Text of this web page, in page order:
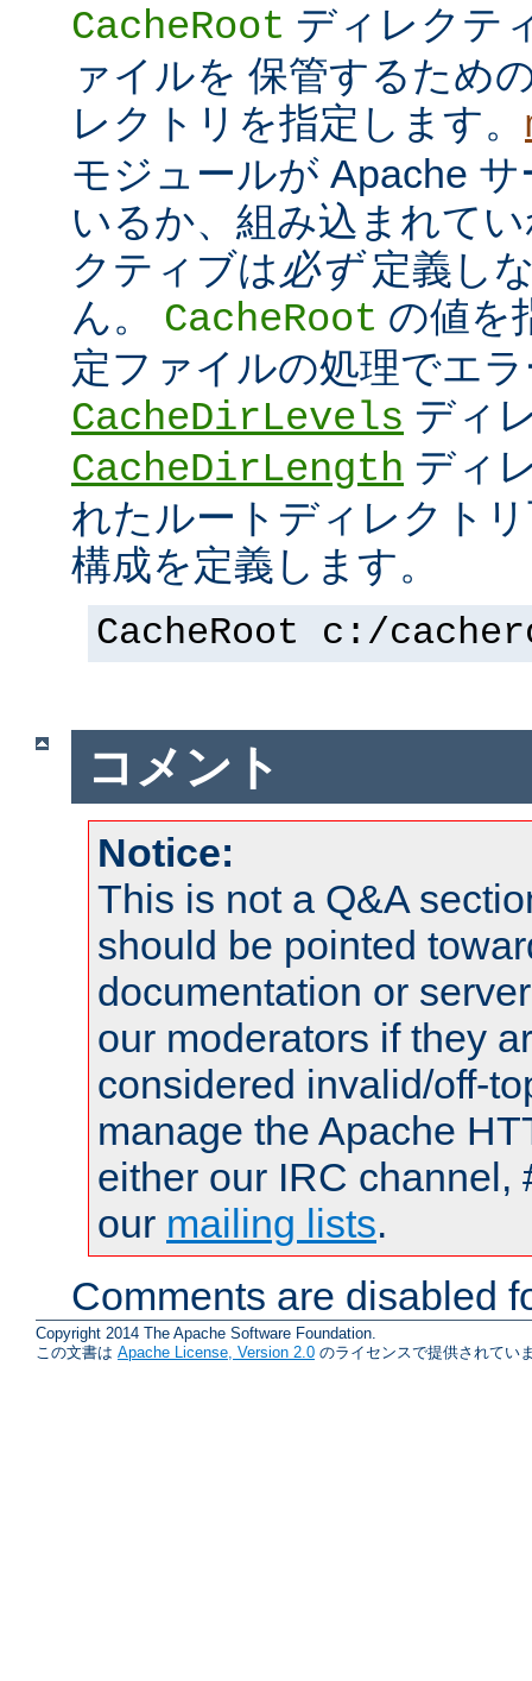
CacheRoot ディレクテ
ァイルを 保管するため
レクトリを指定します。
モジュールが Apache
いるか、組み込まれて
クティブは 必ず定義し
ん。 CacheRoot の値を
定ファイルの処理でエ
CacheDirLevels ディ
CacheDirLength ディ
れたルートディレクト
構成を定義します。
CacheRoot c:/
コメント
Notice:
This is not a Q&A
should be pointed
documentation or
our moderators if they
considered invalid/off-
manage the Apache
either our IRC channel,
our mailing lists.
Comments are disabled
Copyright 2014 The Apache Software Foundation.
この文書は Apache License, Version 2.0 のライセンスで提供されてい